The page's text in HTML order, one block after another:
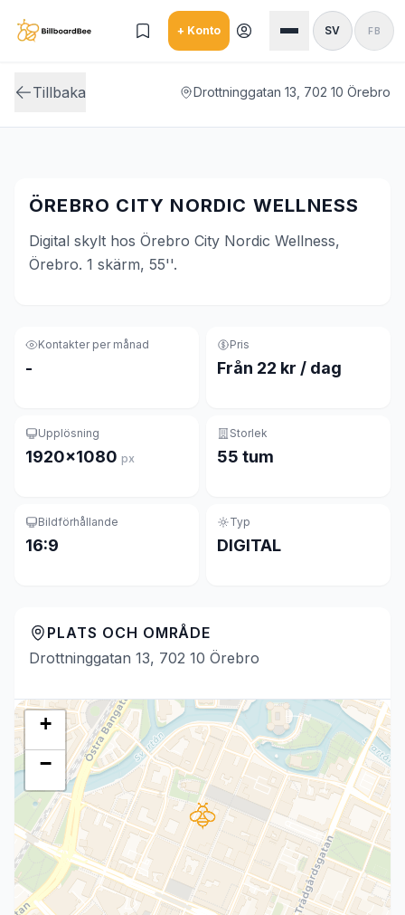
+ Konto SV FB
Tillbaka Drottninggatan 13, 702 10 Örebro
ÖREBRO CITY NORDIC WELLNESS
Digital skylt hos Örebro City Nordic Wellness,
Örebro. 1 skärm, 55''.
Kontakter per månad
-
Pris
Från 22 kr / dag
Upplösning
1920×1080 px
Storlek
55 tum
Bildförhållande
16:9
Typ
DIGITAL
PLATS OCH OMRÅDE
Drottninggatan 13, 702 10 Örebro
+
−